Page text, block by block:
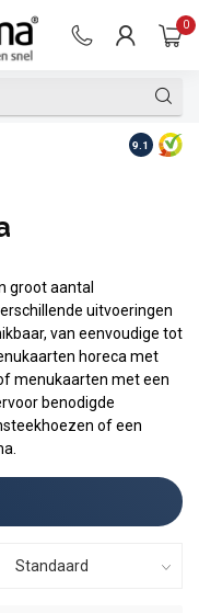
0
Op
9.1
groot aantal
uitvoeringen
van eenvoudige tot
horeca met
menukaarten met een
benodigde
of een